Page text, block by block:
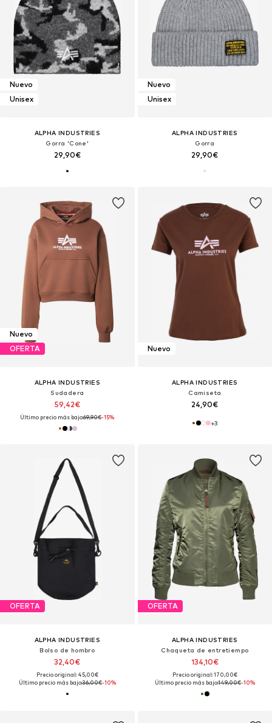
Nuevo
Unisex
ALPHA INDUSTRIES
Gorra 'Cone'
29,90€
Nuevo
Unisex
ALPHA INDUSTRIES
Gorra
29,90€
Nuevo
OFERTA
ALPHA INDUSTRIES
Sudadera
59,42€
Último precio más bajo:69,90€-15%
Nuevo
ALPHA INDUSTRIES
Camiseta
24,90€
+3
OFERTA
ALPHA INDUSTRIES
Bolso de hombro
32,40€
Precio original: 45,00€
Último precio más bajo:36,00€-10%
OFERTA
ALPHA INDUSTRIES
Chaqueta de entretiempo
134,10€
Precio original: 170,00€
Último precio más bajo:149,00€-10%